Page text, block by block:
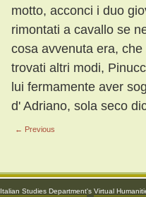
motto, acconci i duo
rimontati a cavallo se
cosa avvenuta era,
trovati altri modi,
lui fermamente aver
d' Adriano, sola seco
← Previous
Italian Studies Department's Virtual